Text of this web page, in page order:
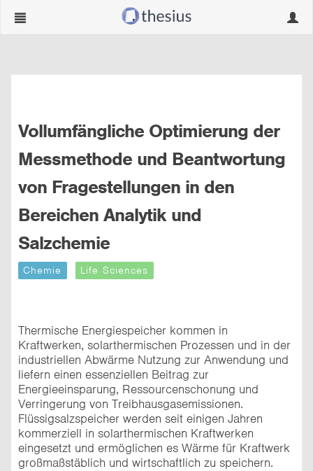
Navigation
Vollumfängliche Optimierung der
Messmethode und Beantwortung
von Fragestellungen in den
Bereichen Analytik und
Salzchemie
Chemie Life Sciences
Thermische Energiespeicher kommen in
Kraftwerken, solarthermischen Prozessen und in der
industriellen Abwärme Nutzung zur Anwendung und
liefern einen essenziellen Beitrag zur
Energieeinsparung, Ressourcenschonung und
Verringerung von Treibhausgasemissionen.
Flüssigsalzspeicher werden seit einigen Jahren
kommerziell in solarthermischen Kraftwerken
eingesetzt und ermöglichen es Wärme für Kraftwerk
großmaßstäblich und wirtschaftlich zu speichern.